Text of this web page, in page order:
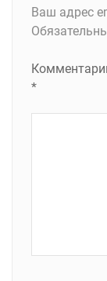
Ваш адрес
*